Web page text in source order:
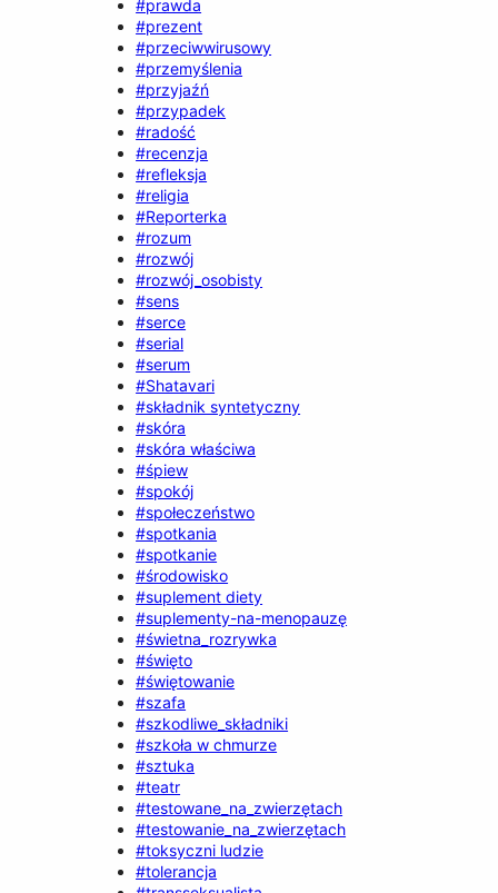
#prawda
#prezent
#przeciwwirusowy
#przemyślenia
#przyjaźń
#przypadek
#radość
#recenzja
#refleksja
#religia
#Reporterka
#rozum
#rozwój
#rozwój_osobisty
#sens
#serce
#serial
#serum
#Shatavari
#składnik syntetyczny
#skóra
#skóra właściwa
#śpiew
#spokój
#społeczeństwo
#spotkania
#spotkanie
#środowisko
#suplement diety
#suplementy-na-menopauzę
#świetna_rozrywka
#święto
#świętowanie
#szafa
#szkodliwe_składniki
#szkoła w chmurze
#sztuka
#teatr
#testowane_na_zwierzętach
#testowanie_na_zwierzętach
#toksyczni ludzie
#tolerancja